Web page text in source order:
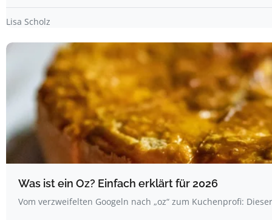
Lisa Scholz
Was ist ein Oz? Einfach erklärt für 2026
Vom verzweifelten Googeln nach „oz“ zum Kuchenprofi: